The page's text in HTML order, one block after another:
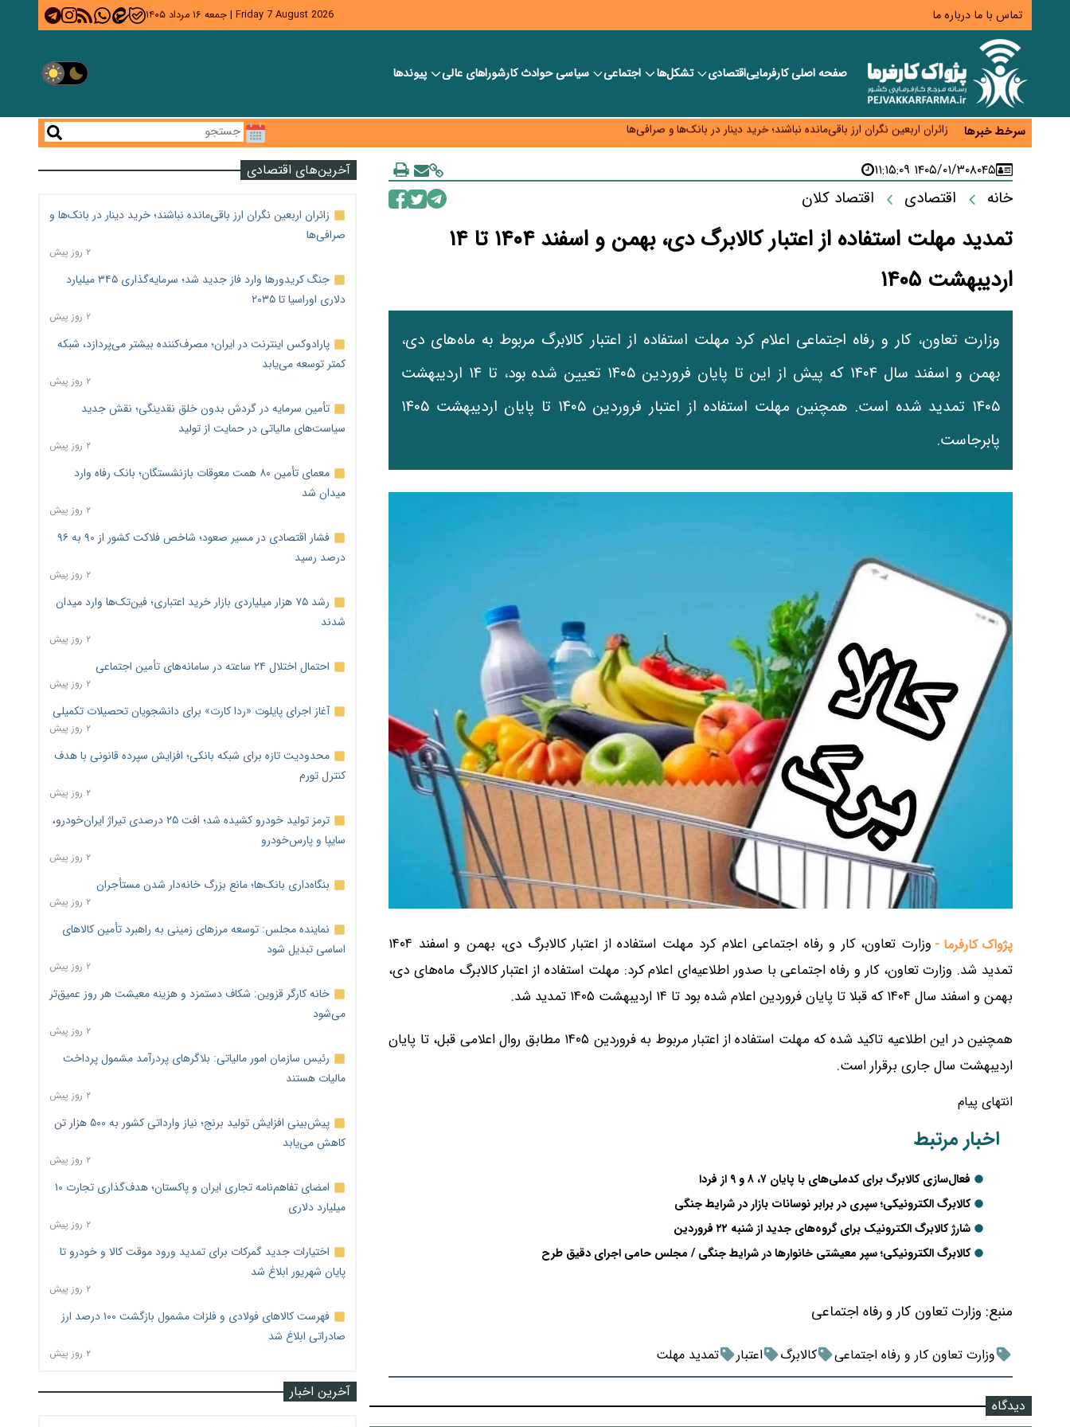
تماس با ما درباره ما Friday 7 August 2026
| جمعه ۱۶ مرداد ۱۴۰۵
صفحه اصلیکارفرماییاقتصادی تشکل‌ها اجتماعی سیاسیحوادث کارشورا‎های عالی پیوندها
سرخط خبرها
همایش و مسابقه نذری ماه صفر برگزار شد
زائران اربعین نگران ارز باقی‌مانده نباشند؛ خرید دینار در بانک‌ها و صرافی‌ها
جنگ کریدورها وارد فاز جدید شد؛ سرمایه‌گذاری ۳۴۵ میلیارد دلاری اوراسیا تا ۲۰۳۵
پارادوکس اینترنت در ایران؛ مصرف‌کننده بیشتر می‌پردازد، شبکه کمتر توسعه می‌یابد
تأمین سرمایه در گردش بدون خلق نقدینگی؛ نقش جدید سیاست‌های مالیاتی در حمایت از تولید
۸۰۴۵۱۴۰۵/۰۱/۳۰ ۱۱:۱۵:۰۹
خانه اقتصادی اقتصاد کلان
تمدید مهلت استفاده از اعتبار کالابرگ دی، بهمن و اسفند ۱۴۰۴ تا ۱۴
اردیبهشت ۱۴۰۵
وزارت تعاون، کار و رفاه اجتماعی اعلام کرد مهلت استفاده از اعتبار کالابرگ مربوط به ماه‌های دی،
بهمن و اسفند سال ۱۴۰۴ که پیش از این تا پایان فروردین ۱۴۰۵ تعیین شده بود، تا ۱۴ اردیبهشت
۱۴۰۵ تمدید شده است. همچنین مهلت استفاده از اعتبار فروردین ۱۴۰۵ تا پایان اردیبهشت ۱۴۰۵
پابرجاست.
پژواک کارفرما -
وزارت تعاون، کار و رفاه اجتماعی اعلام کرد مهلت استفاده از اعتبار کالابرگ دی، بهمن و اسفند ۱۴۰۴
تمدید شد. وزارت تعاون، کار و رفاه اجتماعی با صدور اطلاعیه‌ای اعلام کرد: مهلت استفاده از اعتبار کالابرگ ماه‌های دی،
بهمن و اسفند سال ۱۴۰۴ که قبلا تا پایان فروردین اعلام شده بود تا ۱۴ اردیبهشت ۱۴۰۵ تمدید شد.
همچنین در این اطلاعیه تاکید شده که مهلت استفاده از اعتبار مربوط به فروردین ۱۴۰۵ مطابق روال اعلامی قبل، تا پایان
اردیبهشت سال جاری برقرار است.
انتهای پیام
اخبار مرتبط
فعال‌سازی کالابرگ برای کدملی‌های با پایان ۷، ۸ و ۹ از فردا
کالابرگ الکترونیکی؛ سپری در برابر نوسانات بازار در شرایط جنگی
شارژ کالابرگ الکترونیک برای گروه‌های جدید از شنبه ۲۲ فروردین
کالابرگ الکترونیکی؛ سپر معیشتی خانوارها در شرایط جنگی / مجلس حامی اجرای دقیق طرح
منبع: وزارت تعاون کار و رفاه اجتماعی
وزارت تعاون کار و رفاه اجتماعی کالابرگ اعتبار تمدید مهلت
دیدگاه
آخرین‌های اقتصادی
زائران اربعین نگران ارز باقی‌مانده نباشند؛ خرید دینار در بانک‌ها و
صرافی‌ها
۲ روز پیش
جنگ کریدورها وارد فاز جدید شد؛ سرمایه‌گذاری ۳۴۵ میلیارد
دلاری اوراسیا تا ۲۰۳۵
۲ روز پیش
پارادوکس اینترنت در ایران؛ مصرف‌کننده بیشتر می‌پردازد، شبکه
کمتر توسعه می‌یابد
۲ روز پیش
تأمین سرمایه در گردش بدون خلق نقدینگی؛ نقش جدید
سیاست‌های مالیاتی در حمایت از تولید
۲ روز پیش
معمای تأمین ۸۰ همت معوقات بازنشستگان؛ بانک رفاه وارد
میدان شد
۲ روز پیش
فشار اقتصادی در مسیر صعود؛ شاخص فلاکت کشور از ۹۰ به ۹۶
درصد رسید
۲ روز پیش
رشد ۷۵ هزار میلیاردی بازار خرید اعتباری؛ فین‌تک‌ها وارد میدان
شدند
۲ روز پیش
احتمال اختلال ۲۴ ساعته در سامانه‌های تأمین اجتماعی
۲ روز پیش
آغاز اجرای پایلوت «ردا کارت» برای دانشجویان تحصیلات تکمیلی
۲ روز پیش
محدودیت تازه برای شبکه بانکی؛ افزایش سپرده قانونی با هدف
کنترل تورم
۲ روز پیش
ترمز تولید خودرو کشیده شد؛ افت ۲۵ درصدی تیراژ ایران‌خودرو،
سایپا و پارس‌خودرو
۲ روز پیش
بنگاه‌داری بانک‌ها؛ مانع بزرگ خانه‌دار شدن مستأجران
۲ روز پیش
نماینده مجلس: توسعه مرزهای زمینی به راهبرد تأمین کالاهای
اساسی تبدیل شود
۲ روز پیش
خانه کارگر قزوین: شکاف دستمزد و هزینه معیشت هر روز عمیق‌تر
می‌شود
۲ روز پیش
رئیس سازمان امور مالیاتی: بلاگرهای پردرآمد مشمول پرداخت
مالیات هستند
۲ روز پیش
پیش‌بینی افزایش تولید برنج؛ نیاز وارداتی کشور به ۵۰۰ هزار تن
کاهش می‌یابد
۲ روز پیش
امضای تفاهم‌نامه تجاری ایران و پاکستان؛ هدف‌گذاری تجارت ۱۰
میلیارد دلاری
۲ روز پیش
اختیارات جدید گمرکات برای تمدید ورود موقت کالا و خودرو تا
پایان شهریور ابلاغ شد
۲ روز پیش
فهرست کالاهای فولادی و فلزات مشمول بازگشت ۱۰۰ درصد ارز
صادراتی ابلاغ شد
۲ روز پیش
آخرین اخبار